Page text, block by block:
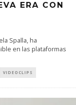
ERA CON
Spalla, ha
en las plataformas
VIDEOCLIPS